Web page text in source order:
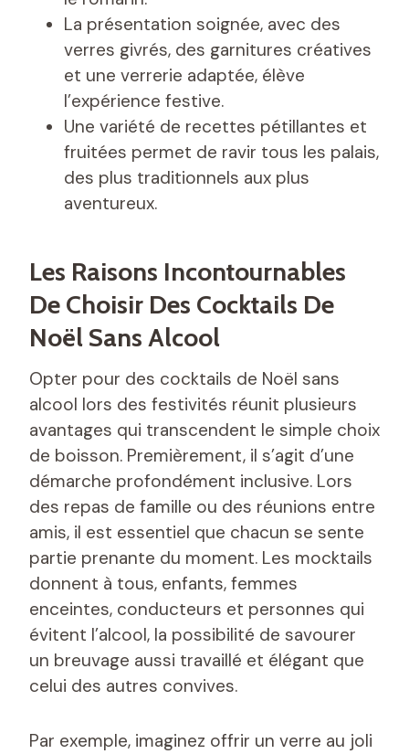
La présentation soignée, avec des
verres givrés, des garnitures créatives
et une verrerie adaptée, élève
l’expérience festive.
Une variété de recettes pétillantes et
fruitées permet de ravir tous les palais,
des plus traditionnels aux plus
aventureux.
Les Raisons Incontournables
De Choisir Des Cocktails De
Noël Sans Alcool
Opter pour des cocktails de Noël sans
alcool lors des festivités réunit plusieurs
avantages qui transcendent le simple choix
de boisson. Premièrement, il s’agit d’une
démarche profondément inclusive. Lors
des repas de famille ou des réunions entre
amis, il est essentiel que chacun se sente
partie prenante du moment. Les mocktails
donnent à tous, enfants, femmes
enceintes, conducteurs et personnes qui
évitent l’alcool, la possibilité de savourer
un breuvage aussi travaillé et élégant que
celui des autres convives.
Par exemple, imaginez offrir un verre au joli